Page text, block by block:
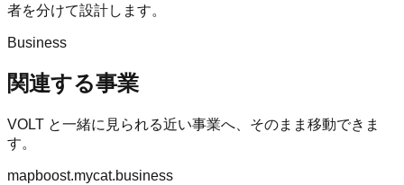
者を分けて設計します。
Business
関連する事業
VOLT と一緒に見られる近い事業へ、そのまま移動できま
す。
mapboost.mycat.business